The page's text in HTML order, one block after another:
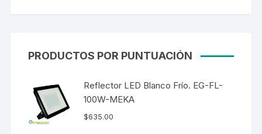
PRODUCTOS POR PUNTUACIÓN
Reflector LED Blanco Frío. EG-FL-
100W-MEKA
$635.00